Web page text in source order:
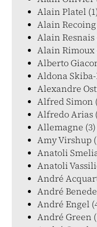
Alain Platel
Alain Recoing
Alain Resnais
Alain Rimoux
Alberto
Aldona
Alexandre
Alfred Simon
Alfredo Arias
Allemagne (3)
Amy Virshup
Anatoli
Anatoli
André
André
André Engel
André Green